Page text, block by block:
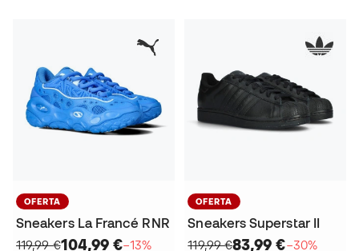
OFERTA
Sneakers La Francé RNR
119,99 €104,99 €−13%
OFERTA
Sneakers Superstar II
119,99 €83,99 €−30%